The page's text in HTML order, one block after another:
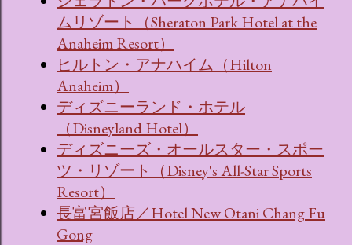
ムリゾート（Sheraton Park Hotel at the
Anaheim Resort）
ヒルトン・アナハイム（Hilton
Anaheim）
ディズニーランド・ホテル
（Disneyland Hotel）
ディズニーズ・オールスター・スポー
ツ・リゾート（Disney's All-Star Sports
Resort）
長富宮飯店／Hotel New Otani Chang Fu
Gong